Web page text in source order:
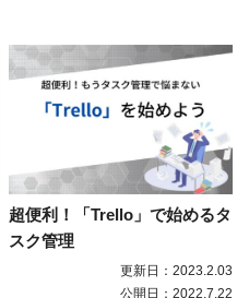
超便利！「Trello」で始めるタ
スク管理
更新日：2023.2.03
公開日：2022.7.22